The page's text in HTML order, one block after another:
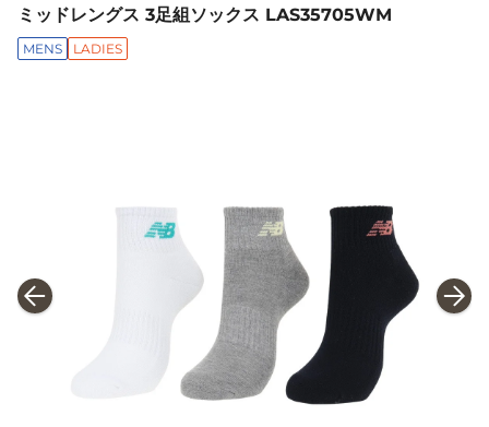
ミッドレングス 3足組ソックス LAS35705WM
MENS LADIES